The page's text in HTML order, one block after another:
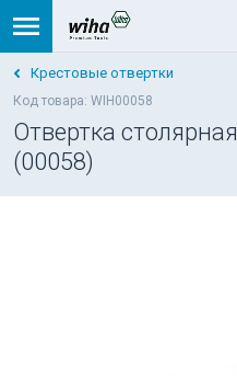
Крестовые отвертки
Код товара: WIH00058
Отвертка
(00058)